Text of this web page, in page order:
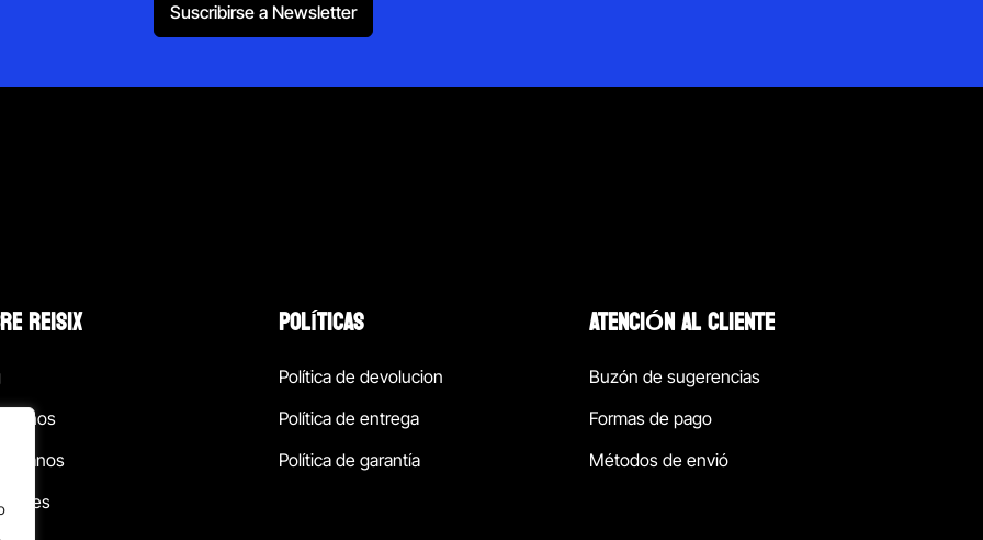
Suscribirse a Newsletter
REISIX POLÍTICAS
Política de devolucion
Política de entrega
Política de garantía
ATENCIÓN AL CLIENTE
Buzón de sugerencias
Formas de pago
Métodos de envió